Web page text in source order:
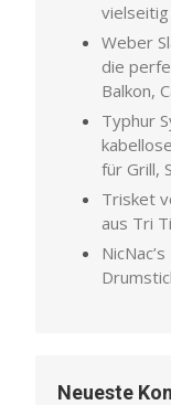
Weber
die
Balkon,
Typhur
für Grill,
Trisket
aus Tri
Neueste